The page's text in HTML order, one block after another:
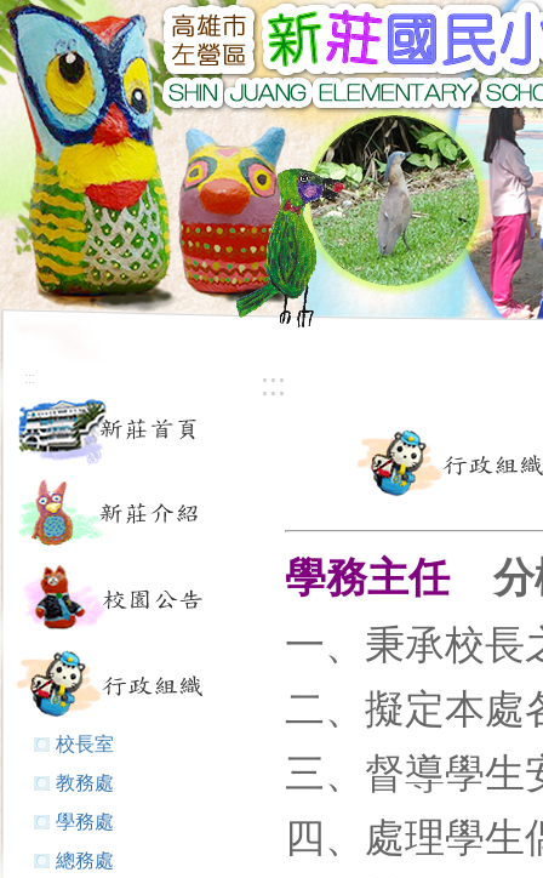
:::
校長室
教務處
學務處
總務處
:::
學務主任分
一、秉承校長
二、擬定本處
三、督導學生
四、處理學生